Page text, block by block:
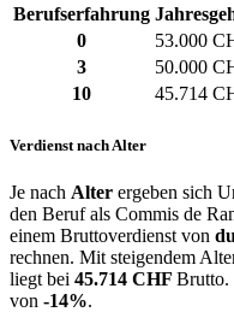
Berufserfahrung
0
53.000
3
50.000
10
45.714
Verdienst nach Alter
Je nach Alter ergeben sich
den Beruf als Commis de
einem Bruttoverdienst von
rechnen. Mit steigendem
liegt bei 45.714 CHF Brutto.
von -14%.